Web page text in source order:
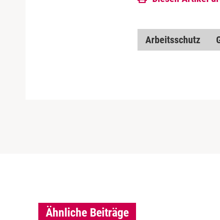
Arbeitsschutz
Ähnliche Beiträge